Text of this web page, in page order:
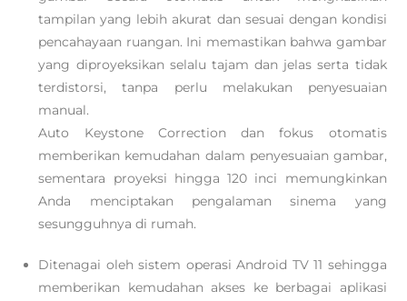
tampilan yang lebih akurat dan sesuai dengan kondisi
pencahayaan ruangan. Ini memastikan bahwa gambar
yang diproyeksikan selalu tajam dan jelas serta tidak
terdistorsi, tanpa perlu melakukan penyesuaian
manual.
Auto Keystone Correction dan fokus otomatis
memberikan kemudahan dalam penyesuaian gambar,
sementara proyeksi hingga 120 inci memungkinkan
Anda menciptakan pengalaman sinema yang
sesungguhnya di rumah.
Ditenagai oleh sistem operasi Android TV 11 sehingga
memberikan kemudahan akses ke berbagai aplikasi